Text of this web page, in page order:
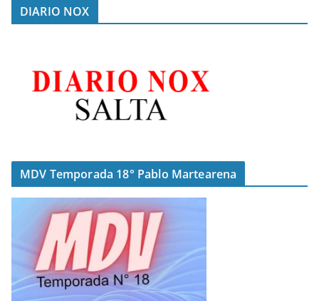
DIARIO NOX
MDV Temporada 18° Pablo Martearena